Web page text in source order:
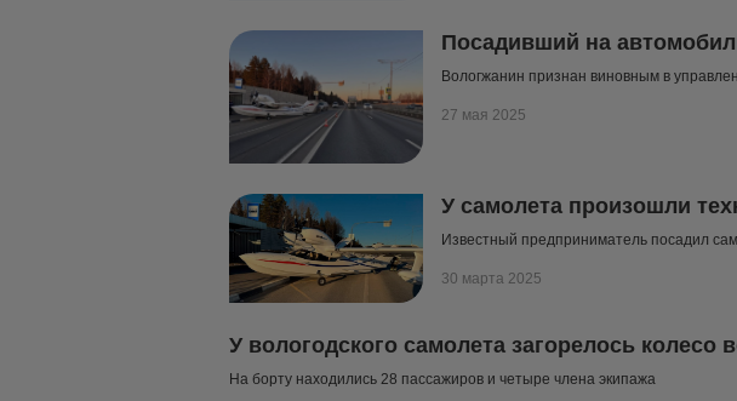
Посадивший на
Вологжанин признан виновным в
27 мая 2025
У самолета произошли
Известный предприниматель посадил
30 марта 2025
У вологодского самолета загорелось колесо
На борту находились 28 пассажиров и четыре члена экипажа